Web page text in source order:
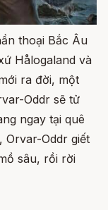
thoại Bắc Âu
Hålogaland và
ra đời, một
Oddr sẽ tử
ngay tại quê
Orvar-Oddr giết
sâu, rồi rời